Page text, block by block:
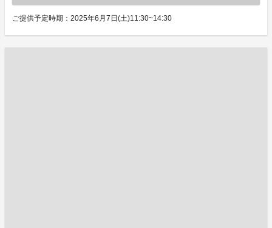
ご提供予定時期：2025年6月7日(土)11:30~14:30